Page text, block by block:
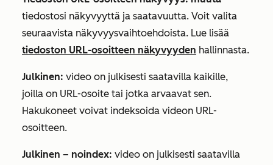
tiedostosi näkyvyyttä ja saatavuutta. Voit valita
seuraavista näkyvyysvaihtoehdoista. Lue lisää
tiedoston URL-osoitteen näkyvyyden hallinnasta.
Julkinen: video on julkisesti saatavilla kaikille,
joilla on URL-osoite tai jotka arvaavat sen.
Hakukoneet voivat indeksoida videon URL-
osoitteen.
Julkinen – noindex: video on julkisesti saatavilla